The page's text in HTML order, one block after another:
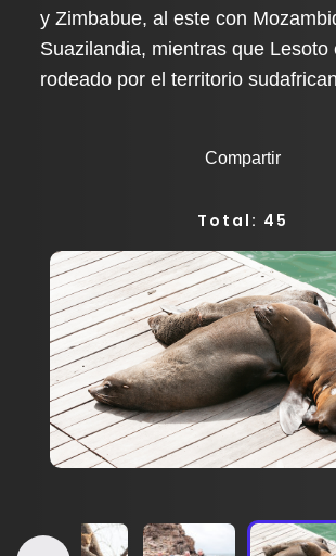
y Zimbabue, al este con
Suazilandia, mientras que Lesoto
rodeado por el territorio
Compartir
Total: 45